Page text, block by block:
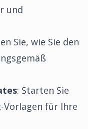
und
Sie, wie Sie den
: Starten Sie
für Ihre